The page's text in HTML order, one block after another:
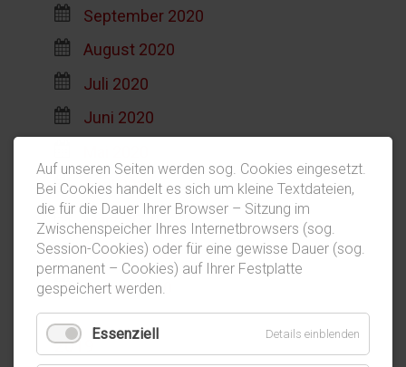
September 2020
August 2020
Juli 2020
Juni 2020
April 2020
März 2020
Februar 2020
Januar 2020
2019
Auf unseren Seiten werden sog. Cookies eingesetzt.
Bei Cookies handelt es sich um kleine Textdateien,
die für die Dauer Ihrer Browser – Sitzung im
Zwischenspeicher Ihres Internetbrowsers (sog.
Session-Cookies) oder für eine gewisse Dauer (sog.
permanent – Cookies) auf Ihrer Festplatte
gespeichert werden.
Essenziell Details einblenden